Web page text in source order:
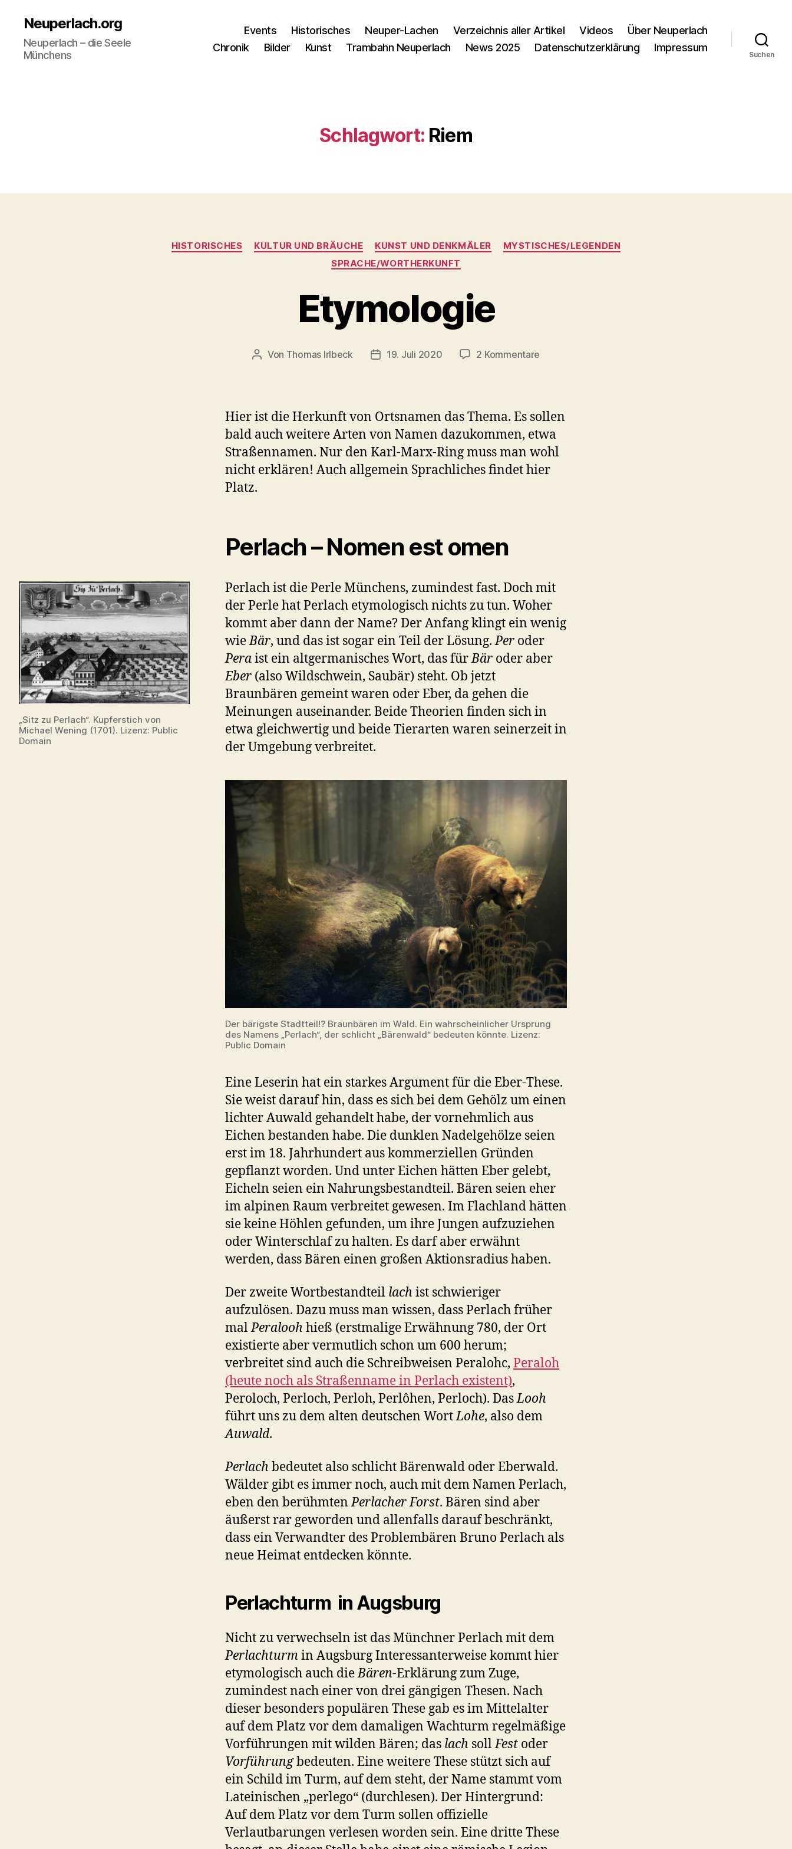
Neuperlach.org
Neuperlach – die Seele
Münchens
Events Historisches Neuper-Lachen Verzeichnis aller Artikel Videos
Über Neuperlach
Chronik
Bilder Kunst Trambahn Neuperlach News 2025 Datenschutzerklärung Impressum
Suchen
Schlagwort: Riem
Kategorien
HISTORISCHES KULTUR UND BRÄUCHE KUNST UND DENKMÄLER
MYSTISCHES/LEGENDEN
SPRACHE/WORTHERKUNFT
Etymologie
Beitragsautor
Von Thomas Irlbeck Veröffentlichungsdatum
19. Juli 2020 2 Kommentare
Hier ist die Herkunft von Ortsnamen das Thema. Es sollen
bald auch weitere Arten von Namen dazukommen, etwa
Straßennamen. Nur den Karl-Marx-Ring muss man wohl
nicht erklären! Auch allgemein Sprachliches findet hier
Platz.
Perlach – Nomen est omen
„Sitz zu Perlach“. Kupferstich von
Michael Wening (1701). Lizenz: Public
Domain
Perlach ist die Perle Münchens, zumindest fast. Doch mit
der Perle hat Perlach etymologisch nichts zu tun. Woher
kommt aber dann der Name? Der Anfang klingt ein wenig
wieBär, und das ist sogar ein Teil der Lösung.Per oder
Peraist ein altgermanisches Wort, das fürBär oder aber
Eber (also Wildschwein, Saubär) steht. Ob jetzt
Braunbären gemeint waren oder Eber, da gehen die
Meinungen auseinander. Beide Theorien finden sich in
etwa gleichwertig und beide Tierarten waren seinerzeit in
der Umgebung verbreitet.
Der bärigste Stadtteil!? Braunbären im Wald. Ein wahrscheinlicher Ursprung
des Namens „Perlach“, der schlicht „Bärenwald“ bedeuten könnte. Lizenz:
Public Domain
Eine Leserin hat ein starkes Argument für die Eber-These.
Sie weist darauf hin, dass es sich bei dem Gehölz um einen
lichter Auwald gehandelt habe, der vornehmlich aus
Eichen bestanden habe. Die dunklen Nadelgehölze seien
erst im 18. Jahrhundert aus kommerziellen Gründen
gepflanzt worden. Und unter Eichen hätten Eber gelebt,
Eicheln seien ein Nahrungsbestandteil. Bären seien eher
im alpinen Raum verbreitet gewesen. Im Flachland hätten
sie keine Höhlen gefunden, um ihre Jungen aufzuziehen
oder Winterschlaf zu halten. Es darf aber erwähnt
werden, dass Bären einen großen Aktionsradius haben.
Der zweite Wortbestandteil lach ist schwieriger
aufzulösen. Dazu muss man wissen, dass Perlach früher
malPeralooh hieß (erstmalige Erwähnung 780, der Ort
existierte aber vermutlich schon um 600 herum;
verbreitet sind auch die Schreibweisen Peralohc, Peraloh
(heute noch als Straßenname in Perlach existent),
Peroloch, Perloch, Perloh, Perlôhen, Perloch). DasLooh
führt uns zu dem alten deutschen WortLohe, also dem
Auwald.
Perlach bedeutet also schlicht Bärenwald oder Eberwald.
Wälder gibt es immer noch, auch mit dem Namen Perlach,
eben den berühmtenPerlacher Forst. Bären sind aber
äußerst rar geworden und allenfalls darauf beschränkt,
dass ein Verwandter des Problembären Bruno Perlach als
neue Heimat entdecken könnte.
Perlachturm in Augsburg
Nicht zu verwechseln ist das Münchner Perlach mit dem
Perlachturmin Augsburg Interessanterweise kommt hier
etymologisch auch dieBären-Erklärung zum Zuge,
zumindest nach einer von drei gängigen Thesen. Nach
dieser besonders populären These gab es im Mittelalter
auf dem Platz vor dem damaligen Wachturm regelmäßige
Vorführungen mit wilden Bären; das lach sollFest oder
Vorführungbedeuten. Eine weitere These stützt sich auf
ein Schild im Turm, auf dem steht, der Name stammt vom
Lateinischen „perlego“ (durchlesen). Der Hintergrund:
Auf dem Platz vor dem Turm sollen offizielle
Verlautbarungen verlesen worden sein. Eine dritte These